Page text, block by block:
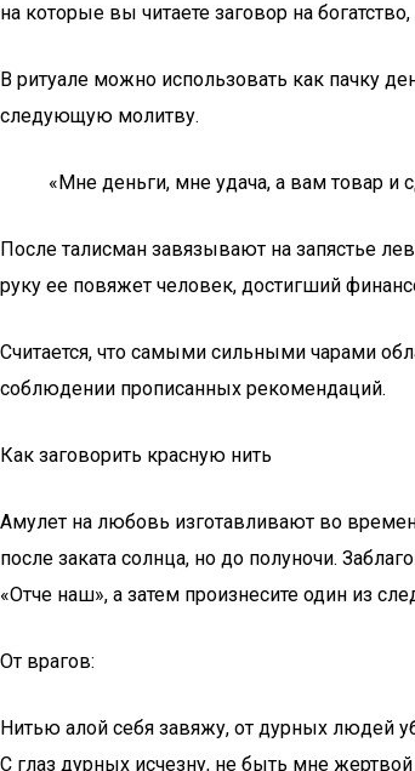
на которые вы читаете заговор на
В ритуале можно использовать как пачку
следующую молитву.
«Мне деньги, мне удача, а вам товар и
После талисман завязывают на запястье
руку ее повяжет человек, достигший
Считается, что самыми сильными чарами
соблюдении прописанных рекомендаций.
Как заговорить красную нить
Амулет на любовь изготавливают во
после заката солнца, но до полуночи.
«Отче наш», а затем произнесите один из
От врагов:
Нитью алой себя завяжу, от дурных людей
С глаз дурных исчезну, не быть мне жертвой